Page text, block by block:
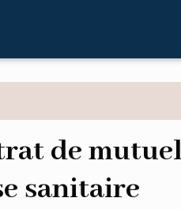
de
sanitaire